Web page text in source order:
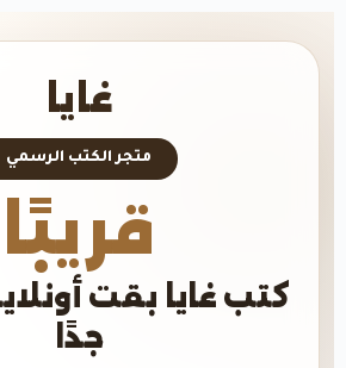
غايا
متجر الكتب الرسمي
قريبًا
كتب غايا بقت
جدًا